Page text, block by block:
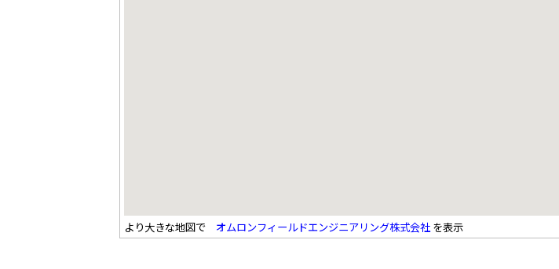
より大きな地図で オムロンフィールドエンジニアリング株式会社 を表示